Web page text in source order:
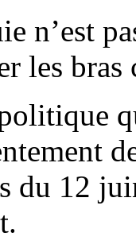
n’est
les bras
du 12